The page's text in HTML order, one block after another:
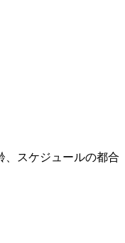
、スケジュールの都合